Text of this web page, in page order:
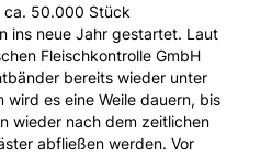
ca. 50.000 Stück
ins neue Jahr gestartet. Laut
Fleischkontrolle GmbH
bereits wieder unter
wird es eine Weile dauern, bis
wieder nach dem zeitlichen
abfließen werden. Vor